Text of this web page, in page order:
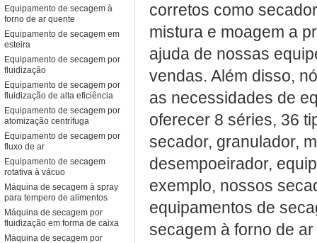
Equipamento de secagem à
forno de ar quente
Equipamento de secagem em
esteira
Equipamento de secagem por
fluidização
Equipamento de secagem por
fluidização de alta eficiência
Equipamento de secagem por
atomização centrífuga
Equipamento de secagem por
fluxo de ar
Equipamento de secagem
rotativa à vácuo
Máquina de secagem à spray
para tempero de alimentos
Máquina de secagem por
fluidização em forma de caixa
Máquina de secagem por
corretos como
mistura e moagem a
ajuda de nossas
vendas. Além disso,
as necessidades de
oferecer 8 séries, 36
secador, granulador,
desempoeirador,
exemplo, nossos
equipamentos de
secagem à forno de